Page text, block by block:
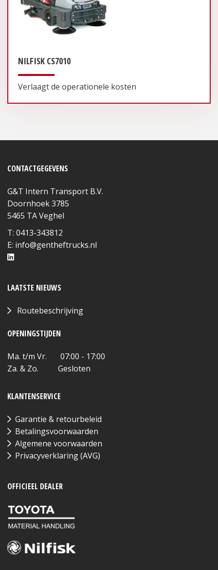
NILFISK CS7010
Verlaagt de operationele kosten
CONTACTGEGEVENS
G&T Intern Transport B.V.
Doornhoek 3785
5465 TA Veghel
T: 0413-343812
E: info@gentheftrucks.nl
LAATSTE NIEUWS
Routebeschrijving
OPENINGSTIJDEN
Ma. t/m Vr. 07:00 - 17:00
Za. & Zo. Gesloten
KLANTENSERVICE
Garantie & retourbeleid
Betalingsvoorwaarden
Algemene voorwaarden
Privacyverklaring (AVG)
OFFICIEEL DEALER